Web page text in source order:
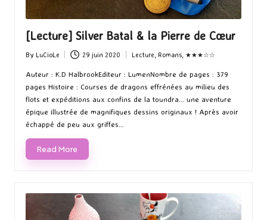
[Lecture] Silver Batal & la Pierre de Cœur
Posted
by
By LuCioLe 29 juin 2020
Posted
in
Lecture Romans, ★★★☆☆
Auteur : K.D HalbrookEditeur : LumenNombre de pages : 379
pages Histoire : Courses de dragons effrénées au milieu des
flots et expéditions aux confins de la toundra... une aventure
épique illustrée de magnifiques dessins originaux ! Après avoir
échappé de peu aux griffes…
Read More